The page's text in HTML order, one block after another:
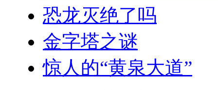
恐龙灭绝了吗
金字塔之谜
惊人的“黄泉大道”